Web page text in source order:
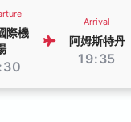
際機
Arrival
阿姆斯特丹
19:35